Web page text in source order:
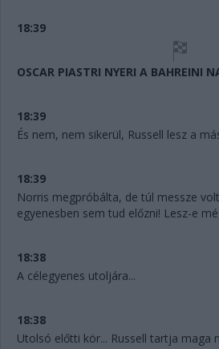
18:39
OSCAR PIASTRI NYERI A BAHREINI
18:39
És nem, nem sikerül, Russell lesz a
18:39
Norris megpróbálta, de túl messze
egyenesben sem tud előzni! Lesz-e
18:38
A célegyenes utoljára...
18:38
Utolsó előtti kör... Russell tartja maga